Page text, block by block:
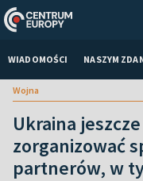
WIADOMOŚCI NASZYM
Wojna
Ukraina
zorganizować
partnerów, w